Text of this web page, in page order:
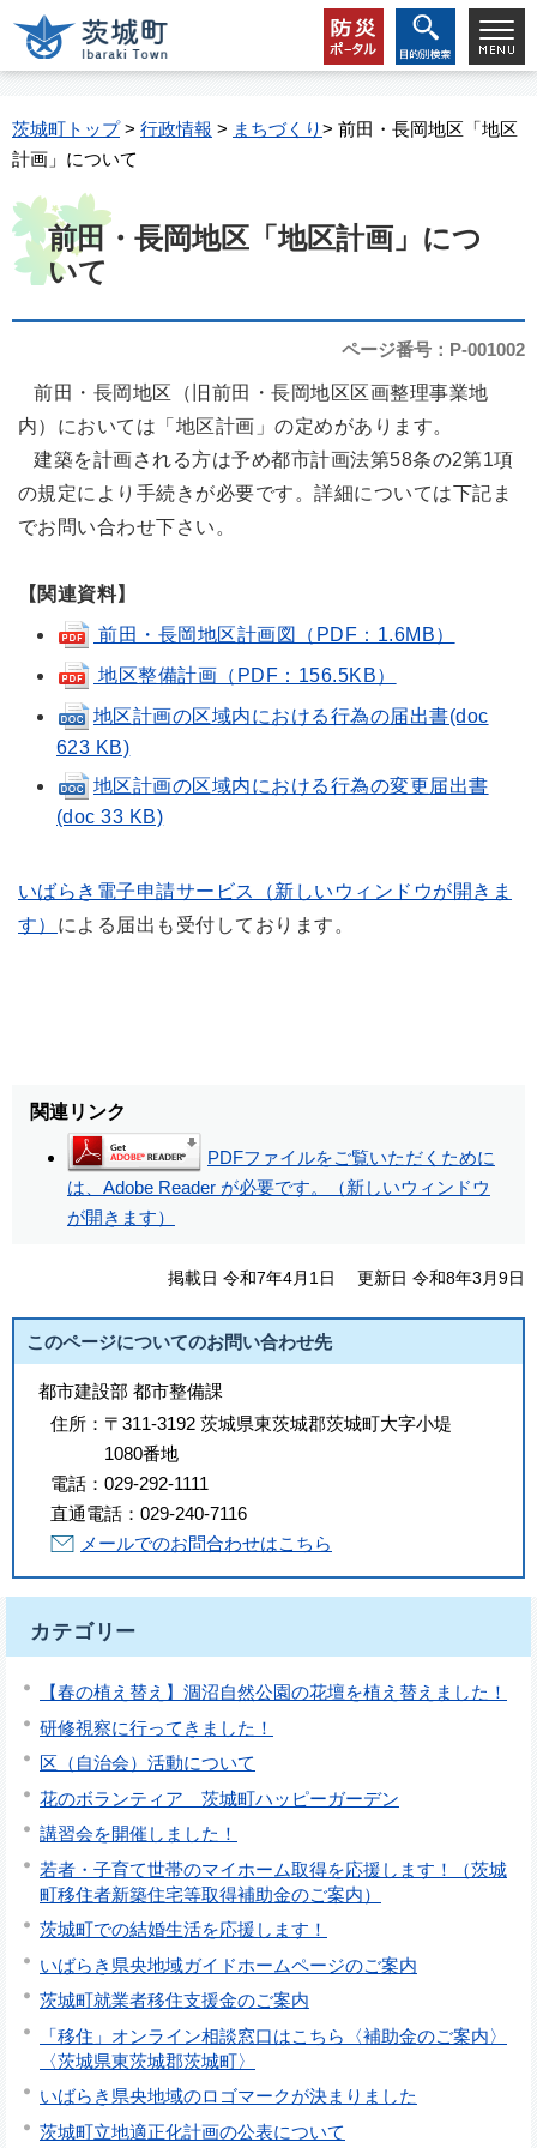
茨城町トップ> 行政情報 > まちづくり> 前田・長岡地区「地区
計画」について
前田・長岡地区「地区計画」につ
いて
ページ番号：P-001002
前田・長岡地区（旧前田・長岡地区区画整理事業地
内）においては「地区計画」の定めがあります。
建築を計画される方は予め都市計画法第58条の2第1項
の規定により手続きが必要です。詳細については下記ま
でお問い合わせ下さい。
【関連資料】
前田・長岡地区計画図（PDF：1.6MB）
地区整備計画（PDF：156.5KB）
地区計画の区域内における行為の届出書(doc
623 KB)
地区計画の区域内における行為の変更届出書
(doc 33 KB)
いばらき電子申請サービス（新しいウィンドウが開きま
す） による届出も受付しております。
関連リンク
PDFファイルをご覧いただくために
は、Adobe Reader が必要です。（新しいウィンドウ
が開きます）
掲載日 令和7年4月1日 更新日 令和8年3月9日
このページについてのお問い合わせ先
都市建設部 都市整備課
住所： 〒311-3192 茨城県東茨城郡茨城町大字小堤
1080番地
電話： 029-292-1111
直通電話： 029-240-7116
メールでのお問合わせはこちら
カテゴリー
【春の植え替え】涸沼自然公園の花壇を植え替えました！
研修視察に行ってきました！
区（自治会）活動について
花のボランティア 茨城町ハッピーガーデン
講習会を開催しました！
若者・子育て世帯のマイホーム取得を応援します！（茨城
町移住者新築住宅等取得補助金のご案内）
茨城町での結婚生活を応援します！
いばらき県央地域ガイドホームページのご案内
茨城町就業者移住支援金のご案内
「移住」オンライン相談窓口はこちら〈補助金のご案内〉
〈茨城県東茨城郡茨城町〉
いばらき県央地域のロゴマークが決まりました
茨城町立地適正化計画の公表について